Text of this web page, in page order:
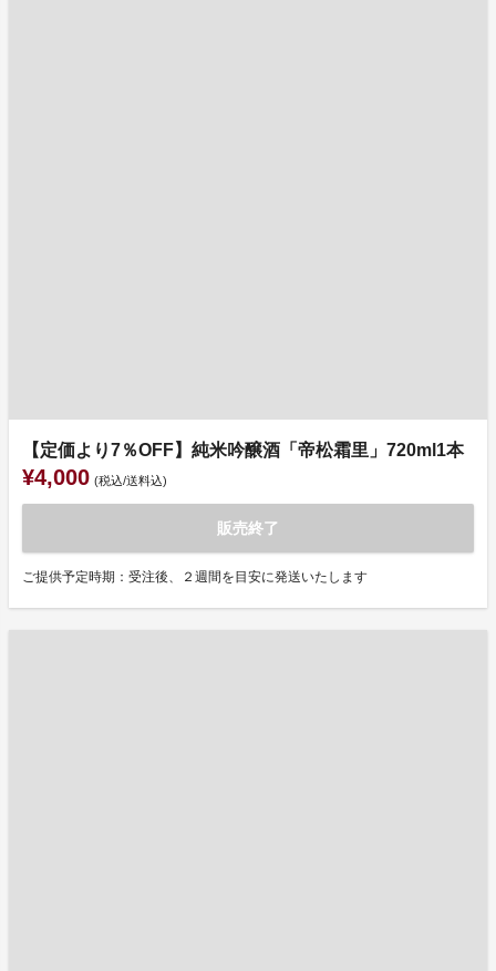
【定価より7％OFF】純米吟醸酒「帝松霜里」720ml1本
¥4,000 (税込/送料込)
販売終了
ご提供予定時期：受注後、２週間を目安に発送いたします